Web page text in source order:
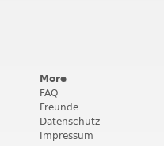
More
FAQ
Freunde
Datenschutz
Impressum